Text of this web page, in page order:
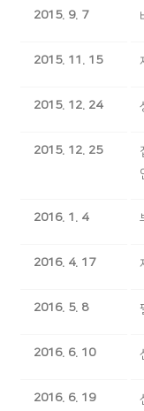
2015. 9. 7
2015. 11. 15
2015. 12. 24
2015. 12. 25
2016. 1. 4
2016. 4. 17
2016. 5. 8
2016. 6. 10
2016. 6. 19